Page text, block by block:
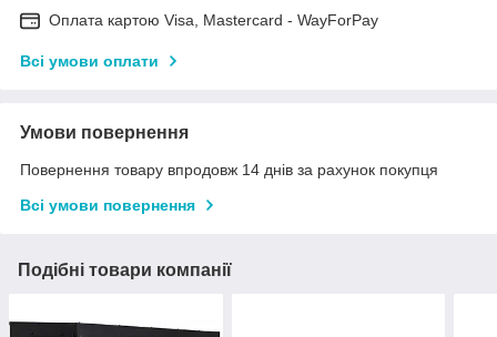
Оплата картою Visa, Mastercard - WayForPay
Всі умови оплати
Умови повернення
Повернення товару впродовж 14 днів за рахунок покупця
Всі умови повернення
Подібні товари компанії